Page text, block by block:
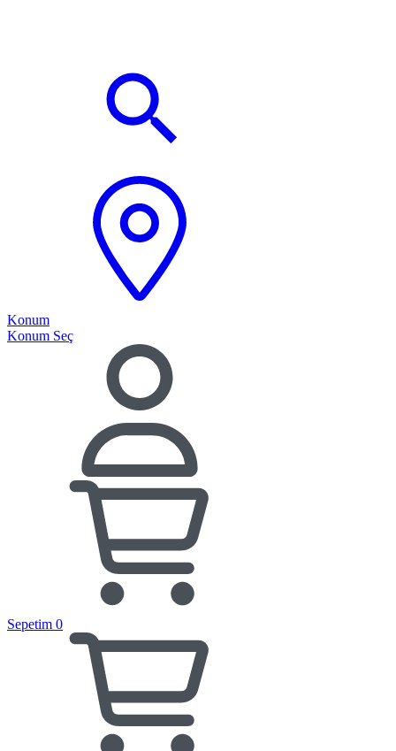
Konum
Konum Seç
Sepetim 0